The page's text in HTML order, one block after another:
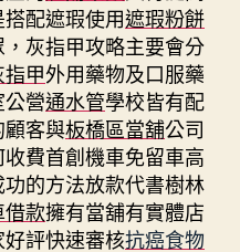
配遮瑕使用遮瑕粉餅
灰指甲攻略主要會分
甲外用藥物及口服藥
營通水管學校皆有配
客與板橋區當舖公司
費首創機車免留車高
的方法放款代書樹林
款擁有當舖有實體店
評快速審核抗癌食物